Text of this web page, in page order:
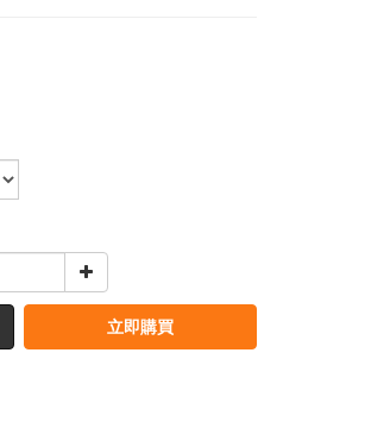
立即購買